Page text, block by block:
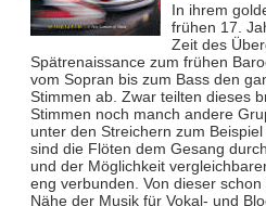
In ihrem
frühen 17.
Zeit des
Spätrenaissance zum frühen
vom Sopran bis zum Bass den
Stimmen ab. Zwar teil­ten dieses
Stimmen noch manch andere
unter den Streichern zum
sind die Flöten dem Gesang
und der Möglichkeit
eng verbunden. Von dieser
Nähe der Musik für Vokal- und